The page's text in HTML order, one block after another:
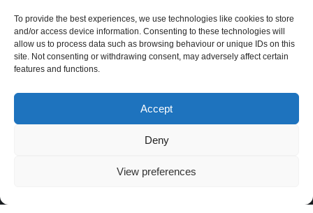
To provide the best experiences, we use technologies like cookies to store
and/or access device information. Consenting to these technologies will
allow us to process data such as browsing behaviour or unique IDs on this
site. Not consenting or withdrawing consent, may adversely affect certain
features and functions.
Accept
Deny
View preferences
OK
Get all the latest information on news, events and updates. Sign